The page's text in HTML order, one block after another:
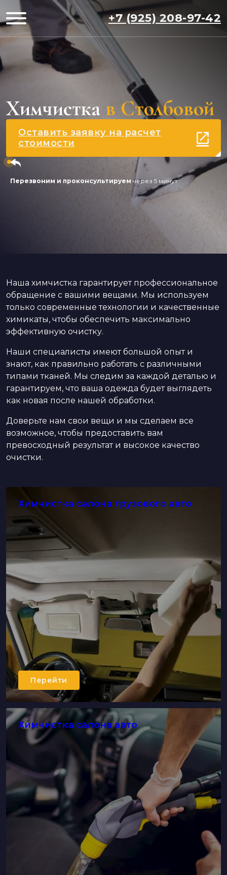
+7 (925) 208-97-42
Химчистка в Столбовой
Оставить заявку на расчет
стоимости
Перезвоним и проконсультируем через 5 минут
Наша химчистка гарантирует профессиональное
обращение с вашими вещами. Мы используем
только современные технологии и качественные
химикаты, чтобы обеспечить максимально
эффективную очистку.
Наши специалисты имеют большой опыт и
знают, как правильно работать с различными
типами тканей. Мы следим за каждой деталью и
гарантируем, что ваша одежда будет выглядеть
как новая после нашей обработки.
Доверьте нам свои вещи и мы сделаем все
возможное, чтобы предоставить вам
превосходный результат и высокое качество
очистки.
Химчистка салона грузового авто
Перейти
Химчистка салона авто